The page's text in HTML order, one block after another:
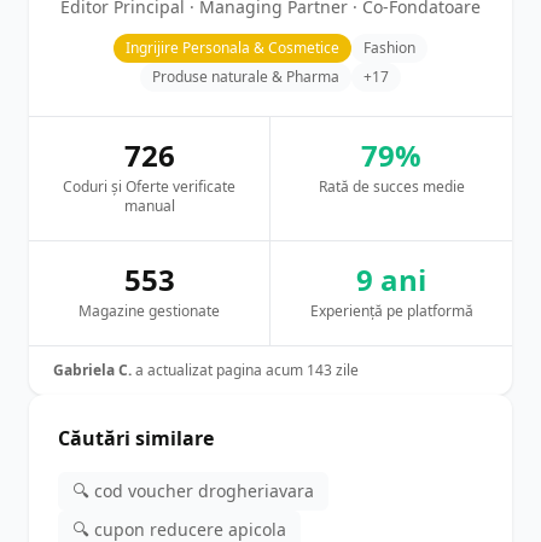
Editor Principal · Managing Partner · Co-Fondatoare
Ingrijire Personala & Cosmetice
Fashion
Produse naturale & Pharma
+17
726
Coduri și Oferte verificate
manual
79%
Rată de succes medie
553
Magazine gestionate
9 ani
Experiență pe platformă
Gabriela C.a actualizat pagina acum 143 zile
Căutări similare
🔍 cod voucher drogheriavara
🔍 cupon reducere apicola